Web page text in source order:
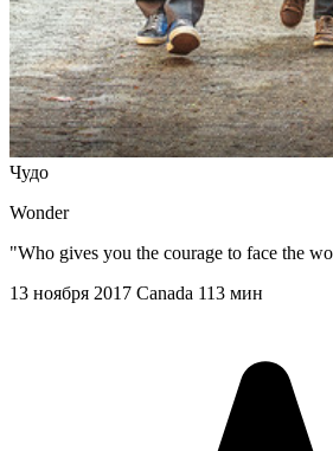
Чудо
Wonder
"Who gives you the courage to face the
13 ноября 2017 Canada 113 мин